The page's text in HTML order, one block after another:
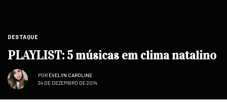
DESTAQUE
PLAYLIST: 5 músicas em clima natalino
POR EVELYN CAROLINE
24 DE DEZEMBRO DE 2014